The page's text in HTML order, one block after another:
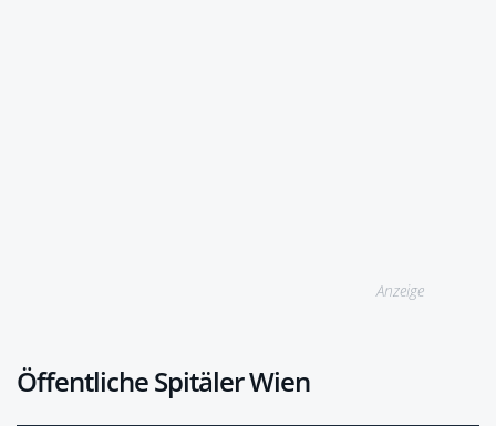
Anzeige
Öffentliche Spitäler Wien